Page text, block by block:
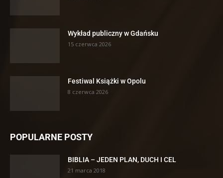
Wykład publiczny w Gdańsku
15 czerwca 2026
Festiwal Książki w Opolu
8 czerwca 2026
POPULARNE POSTY
BIBLIA – JEDEN PLAN, DUCH I CEL
21 marca 2018